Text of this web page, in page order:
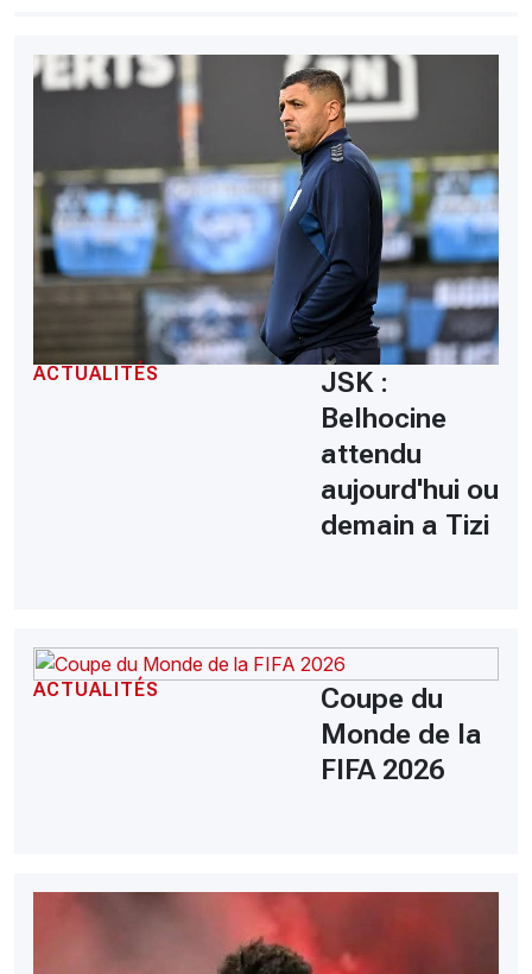
ACTUALITÉS
JSK :
Belhocine
attendu
aujourd'hui ou
demain a Tizi
ACTUALITÉS
Coupe du
Monde de la
FIFA 2026